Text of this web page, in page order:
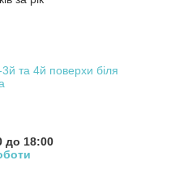
та 4й поверхи біля
до 18:00